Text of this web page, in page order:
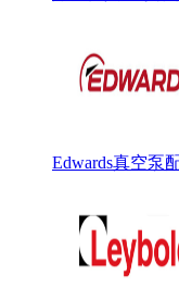
Edwards真空泵